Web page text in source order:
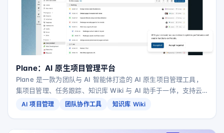
Plane：AI 原生项目管理平台
Plane 是一款为团队与 AI 智能体打造的 AI 原生项目管理工具，
集项目管理、任务跟踪、知识库 Wiki 与 AI 助手于一体，支持云
端部署、自建与离线隔离环境。
AI 项目管理 团队协作工具 知识库 Wiki